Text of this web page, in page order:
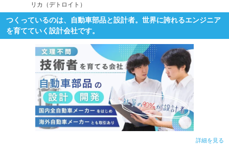
リカ（デトロイト）
つくっているのは、自動車部品と設計者。世界に誇れるエンジニア
を育てていく設計会社です。
詳細を見る